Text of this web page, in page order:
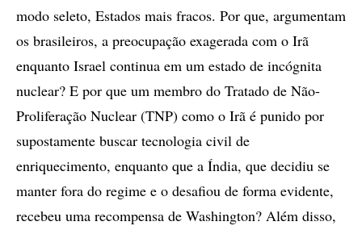
modo seleto, Estados mais fracos. Por que, argumentam
os brasileiros, a preocupação exagerada com o Irã
enquanto Israel continua em um estado de incógnita
nuclear? E por que um membro do Tratado de Não-
Proliferação Nuclear (TNP) como o Irã é punido por
supostamente buscar tecnologia civil de
enriquecimento, enquanto que a Índia, que decidiu se
manter fora do regime e o desafiou de forma evidente,
recebeu uma recompensa de Washington? Além disso,